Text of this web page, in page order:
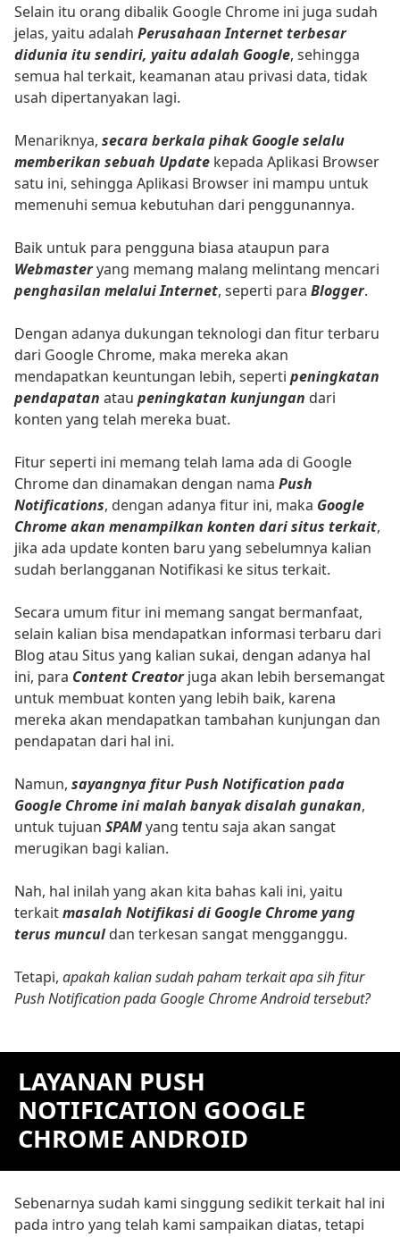
Selain itu orang dibalik Google Chrome ini juga sudah
jelas, yaitu adalah Perusahaan Internet terbesar
didunia itu sendiri, yaitu adalah Google, sehingga
semua hal terkait, keamanan atau privasi data, tidak
usah dipertanyakan lagi.
Menariknya, secara berkala pihak Google selalu
memberikan sebuah Update kepada Aplikasi Browser
satu ini, sehingga Aplikasi Browser ini mampu untuk
memenuhi semua kebutuhan dari penggunannya.
Baik untuk para pengguna biasa ataupun para
Webmasteryang memang malang melintang mencari
penghasilan melalui Internet, seperti para Blogger.
Dengan adanya dukungan teknologi dan fitur terbaru
dari Google Chrome, maka mereka akan
mendapatkan keuntungan lebih, seperti peningkatan
pendapatan atau peningkatan kunjungan dari
konten yang telah mereka buat.
Fitur seperti ini memang telah lama ada di Google
Chrome dan dinamakan dengan nama Push
Notifications, dengan adanya fitur ini, maka Google
Chrome akan menampilkan konten dari situs terkait,
jika ada update konten baru yang sebelumnya kalian
sudah berlangganan Notifikasi ke situs terkait.
Secara umum fitur ini memang sangat bermanfaat,
selain kalian bisa mendapatkan informasi terbaru dari
Blog atau Situs yang kalian sukai, dengan adanya hal
ini, para Content Creatorjuga akan lebih bersemangat
untuk membuat konten yang lebih baik, karena
mereka akan mendapatkan tambahan kunjungan dan
pendapatan dari hal ini.
Namun, sayangnya fitur Push Notification pada
Google Chrome ini malah banyak disalah gunakan,
untuk tujuan SPAMyang tentu saja akan sangat
merugikan bagi kalian.
Nah, hal inilah yang akan kita bahas kali ini, yaitu
terkaitmasalah Notifikasi di Google Chrome yang
terus muncul dan terkesan sangat mengganggu.
Tetapi, apakah kalian sudah paham terkait apa sih fitur
Push Notification pada Google Chrome Android tersebut?
LAYANAN PUSH
NOTIFICATION GOOGLE
CHROME ANDROID
Sebenarnya sudah kami singgung sedikit terkait hal ini
pada intro yang telah kami sampaikan diatas, tetapi